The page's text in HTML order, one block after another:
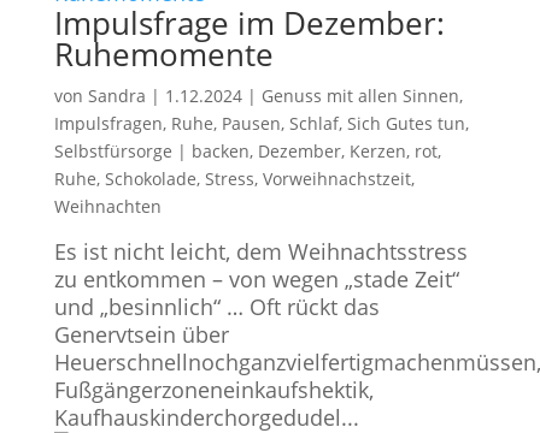
Impulsfrage im Dezember:
Ruhemomente
von Sandra | 1.12.2024| Genuss mit allen Sinnen,
Impulsfragen, Ruhe, Pausen, Schlaf, Sich Gutes tun,
Selbstfürsorge | backen, Dezember, Kerzen, rot,
Ruhe, Schokolade, Stress, Vorweihnachstzeit,
Weihnachten
Es ist nicht leicht, dem Weihnachtsstress
zu entkommen – von wegen „stade Zeit“
und „besinnlich“ … Oft rückt das
Genervtsein über
Heuerschnellnochganzvielfertigmachenmüssen,
Fußgängerzoneneinkaufshektik,
Kaufhauskinderchorgedudel...